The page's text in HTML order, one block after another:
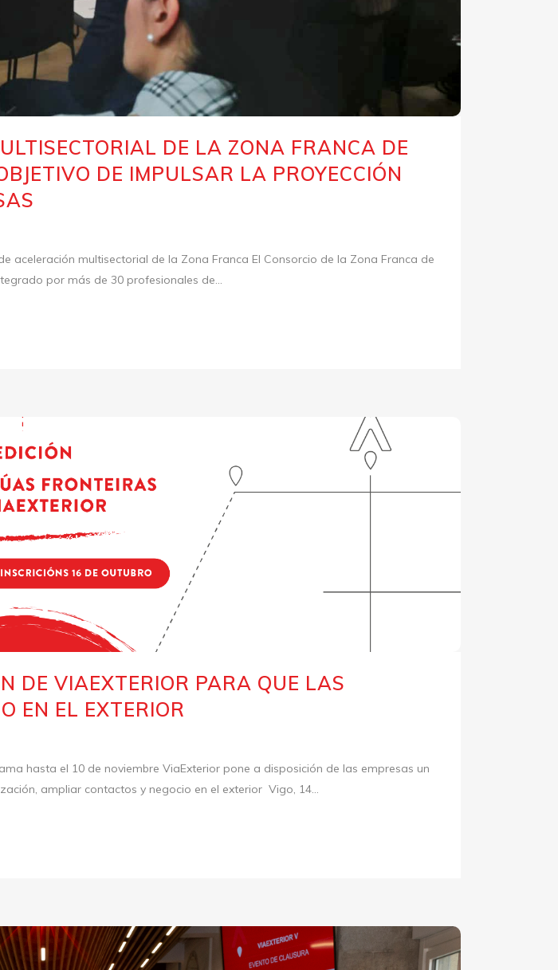
DE LA ZONA FRANCA DE
DE IMPULSAR LA PROYECCIÓN
multisectorial de la Zona Franca El Consorcio de la Zona Franca de
por más de 30 profesionales de...
DE VIAEXTERIOR PARA QUE LAS
EN EL EXTERIOR
hasta el 10 de noviembre ViaExterior pone a disposición de las empresas un
ampliar contactos y negocio en el exterior Vigo, 14...